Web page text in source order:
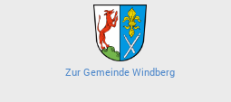
Zur Gemeinde Windberg